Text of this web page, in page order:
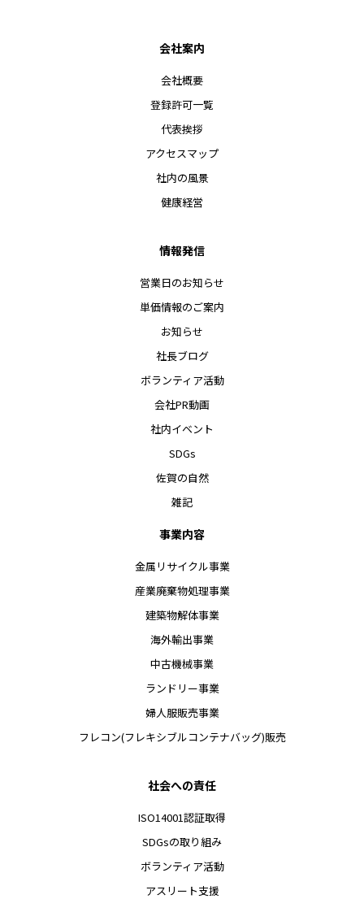
会社案内
会社概要
登録許可一覧
代表挨拶
アクセスマップ
社内の風景
健康経営
情報発信
営業日のお知らせ
単価情報のご案内
お知らせ
社長ブログ
ボランティア活動
会社PR動画
社内イベント
SDGs
佐賀の自然
雑記
事業内容
金属リサイクル事業
産業廃棄物処理事業
建築物解体事業
海外輸出事業
中古機械事業
ランドリー事業
婦人服販売事業
フレコン(フレキシブルコンテナバッグ)販売
社会への責任
ISO14001認証取得
SDGsの取り組み
ボランティア活動
アスリート支援